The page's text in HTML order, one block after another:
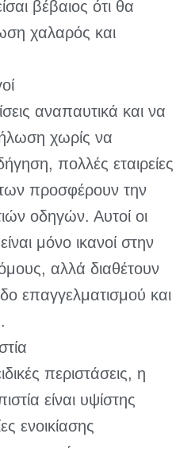
βέβαιος ότι θα
χαλαρός και
αναπαυτικά και να
χωρίς να
πολλές εταιρείες
προσφέρουν την
οδηγών. Αυτοί οι
μόνο ικανοί στην
αλλά διαθέτουν
επαγγελματισμού και
περιστάσεις, η
είναι υψίστης
ενοικίασης